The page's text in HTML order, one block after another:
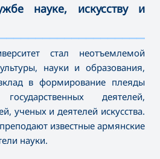
науке, искусству и
стал неотъемлемой
науки и образования,
в формирование плеяды
деятелей,
ученых и деятелей искусства.
известные армянские
науки.